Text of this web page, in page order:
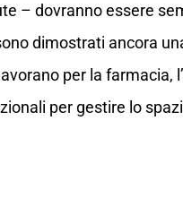
– dovranno essere
dimostrati ancora
per la farmacia,
per gestire lo